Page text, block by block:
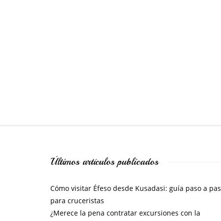
Últimos artículos publicados
Cómo visitar Éfeso desde Kusadasi: guía paso a
para cruceristas
¿Merece la pena contratar excursiones con la